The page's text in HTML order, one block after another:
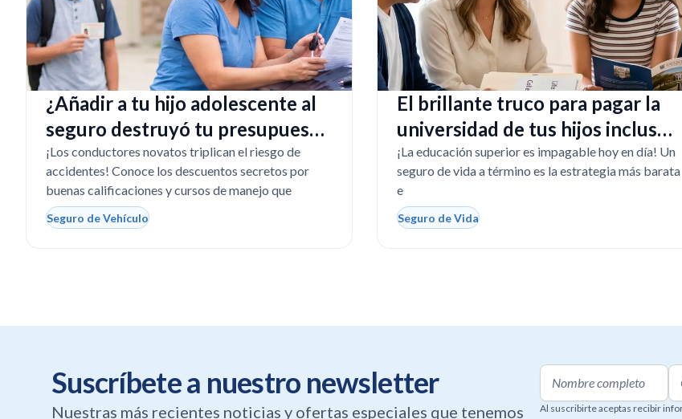
¿Añadir a tu hijo adolescente al
seguro destruyó tu presupuesto
en Texas?
¡Los conductores novatos triplican el riesgo de
accidentes! Conoce los descuentos secretos por
buenas calificaciones y cursos de manejo que
Seguro de Vehículo
El brillante truco para pagar la
universidad de tus hijos incluso
si tú faltas
¡La educación superior es impagable hoy en día! Un
seguro de vida a término es la estrategia más barata
e
Seguro de Vida
Suscríbete a nuestro newsletter
Nuestras más recientes noticias y ofertas especiales que tenemos Al suscribirte aceptas recibir